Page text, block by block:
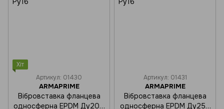
Хіт
Артикул: 01430
ARMAPRIME
Вібровставка фланцева
односферна EPDM Ду200
Артикул: 01431
ARMAPRIME
Вібровставка фланцева
односферна EPDM Ду250